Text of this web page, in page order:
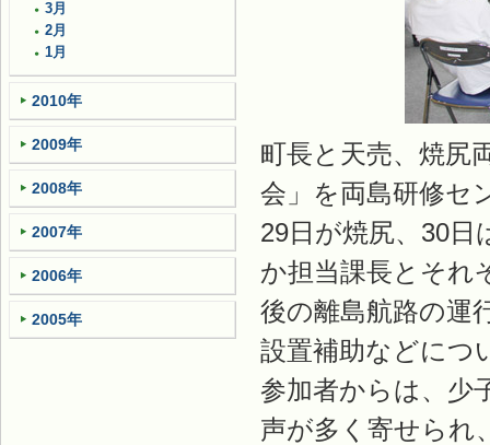
町長と天売、焼尻
会」を両島研修セ
29日が焼尻、30日
か担当課長とそれ
後の離島航路の運
設置補助などにつ
参加者からは、少
声が多く寄せられ
3月
2月
1月
2010年
2009年
2008年
2007年
2006年
2005年